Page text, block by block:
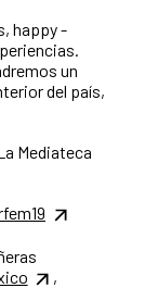
happy -
un
del país,
Mediateca
,